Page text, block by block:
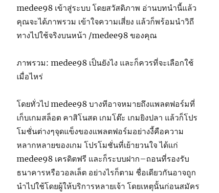
medee98 เข้าสู่ระบบ โดยสวัสดิภาพ อ่านบทนำนี้แล้ว
คุณจะได้ภาพรวม เข้าใจความเสี่ยง แล้วก็พร้อมนำวิถี
ทางไปใช้จริงบนหน้า /medee98 ของคุณ
ภาพรวม: medee98 เป็นยังไง และก็ควรที่จะเลือกใช้
เมื่อไหร่
โดยทั่วไป medee98 บางทีอาจหมายถึงแพลตฟอร์มที่
เก็บเกมสล็อต คาสิโนสด เกมโต๊ะ เกมยิงปลา แล้วก็โปร
โมชั่นต่างๆจุดแข็งของแพลตฟอร์มอย่างงี้คือความ
หลากหลายของเกม โปรโมชั่นที่เย้ายวนใจ ได้แก่
medee98 เครดิตฟรี และก็ระบบฝาก–ถอนที่รองรับ
ธนาคารหรือวอลเล็ต อย่างไรก็ตาม ชื่อเดียวกันอาจถูก
นำไปใช้โดยผู้ให้บริการหลายเจ้า โดยเหตุนั้นก่อนสมัคร